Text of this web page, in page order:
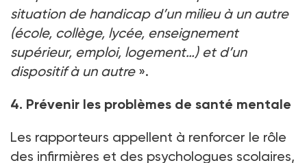
situation de handicap d’un milieu à un autre
(école, collège, lycée, enseignement
supérieur, emploi, logement…) et d’un
dispositif à un autre ».
4. Prévenir les problèmes de santé mentale
Les rapporteurs appellent à renforcer le rôle
des infirmières et des psychologues scolaires,